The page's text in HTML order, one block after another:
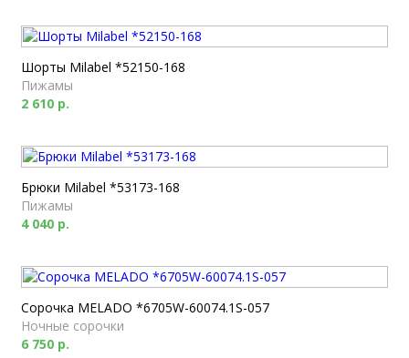
Шорты Milabel *52150-168
Пижамы
2 610 р.
Брюки Milabel *53173-168
Пижамы
4 040 р.
Сорочка MELADO *6705W-60074.1S-057
Ночные сорочки
6 750 р.